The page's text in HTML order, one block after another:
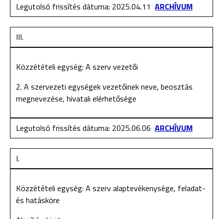
Legutolsó frissítés dátuma: 2025.04.11 ARCHÍVUM
III.
Közzétételi egység: A szerv vezetői
2. A szervezeti egységek vezetőinek neve, beosztás
megnevezése, hivatali elérhetősége
Legutolsó frissítés dátuma: 2025.06.06 ARCHÍVUM
I.
Közzétételi egység: A szerv alaptevékenysége, feladat-
és hatásköre